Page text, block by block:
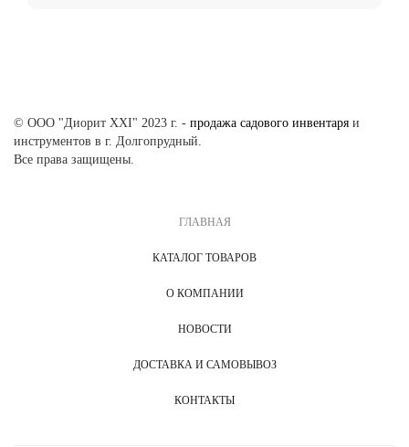
© ООО "Диорит XXI" 2023 г. - продажа садового инвентаря и
инструментов в г. Долгопрудный.
Все права защищены.
ГЛАВНАЯ
КАТАЛОГ ТОВАРОВ
О КОМПАНИИ
НОВОСТИ
ДОСТАВКА И САМОВЫВОЗ
КОНТАКТЫ